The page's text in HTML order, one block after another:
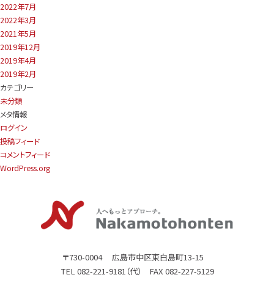
2022年7月
2022年3月
2021年5月
2019年12月
2019年4月
2019年2月
カテゴリー
未分類
メタ情報
ログイン
投稿フィード
コメントフィード
WordPress.org
〒730-0004 広島市中区東白島町13-15
TEL 082-221-9181（代） FAX 082-227-5129